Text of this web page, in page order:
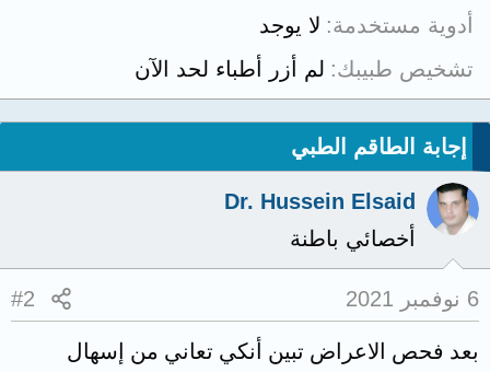
أدوية مستخدمة لا يوجد
تشخيص طبيبك لم أزر أطباء لحد الآن
إجابة الطاقم الطبي
Dr. Hussein Elsaid
أخصائي باطنة
6 نوفمبر 2021 #2
بعد فحص الاعراض تبين أنكي تعاني من إسهال